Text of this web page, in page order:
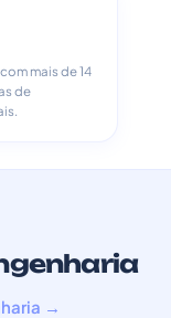
mais de 14
de
→